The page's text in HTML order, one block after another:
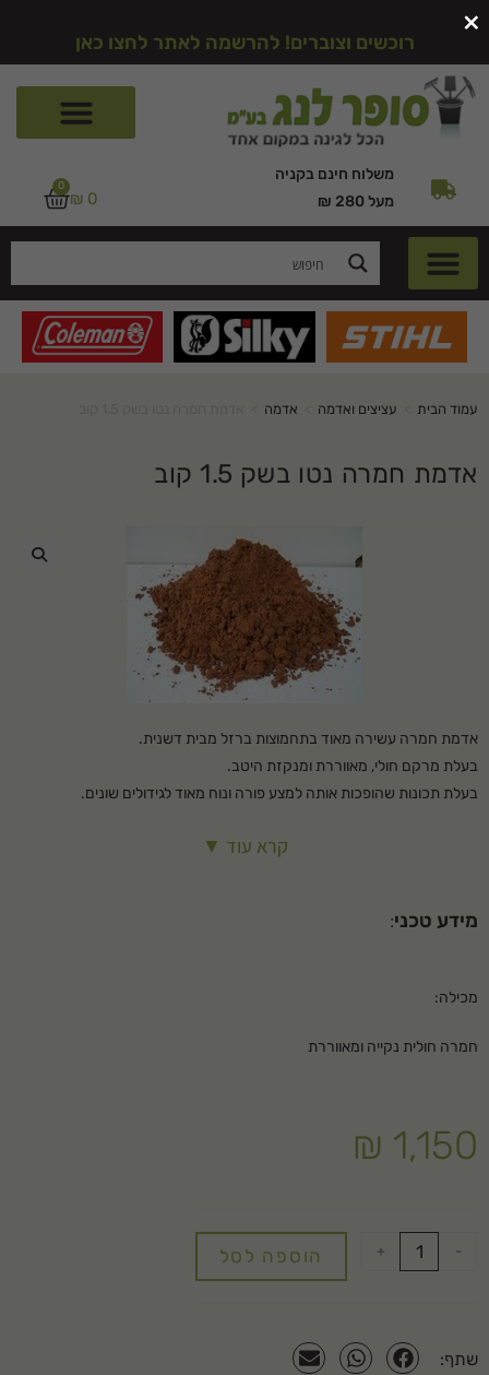
רוכשים וצוברים! להרשמה לאתר לחצו כאן
משלוח חינם בקניה
מעל 280 ₪
₪ 0
0
עמוד הבית עציצים ואדמה אדמה
אדמת חמרה נטו בשק 1.5 קוב
אדמת חמרה עשירה מאוד בתחמוצות ברזל מבית דשנית.
בעלת מרקם חולי, מאווררת ומנקזת היטב.
בעלת תכונות שהופכות אותה למצע פורה ונוח מאוד לגידולים שונים.
קרא עוד ▼
מידע טכני:
מכילה:
חמרה חולית נקייה ומאווררת
₪ 1,150
-
+ הוספה לסל
שתף:
×